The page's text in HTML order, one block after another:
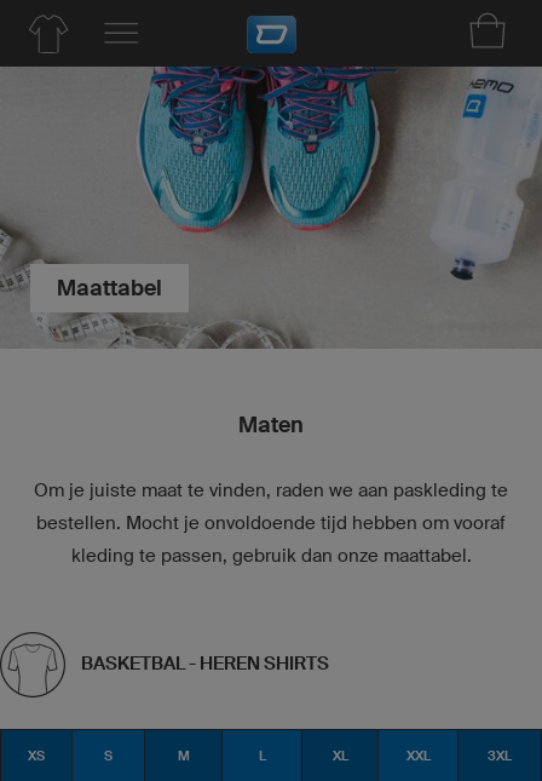
Maattabel
Maten
Om je juiste maat te vinden, raden we aan paskleding te
bestellen. Mocht je onvoldoende tijd hebben om vooraf
kleding te passen, gebruik dan onze maattabel.
BASKETBAL - HEREN SHIRTS
XS S M L XL XXL 3XL